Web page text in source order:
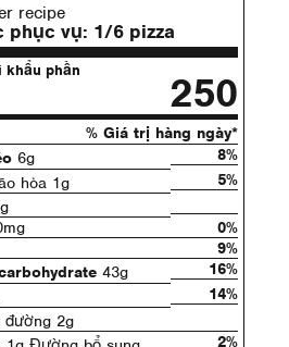
recipe
phục vụ: 1/6 pizza
phần 250
% Giá trị hàng ngày*
6g
8%
hòa 1g
5%
0%
9%
43g
16%
14%
đường 2g
2%